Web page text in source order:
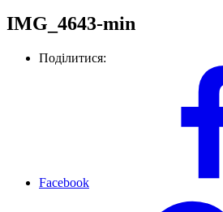
IMG_4643-min
Поділитися:
Facebook